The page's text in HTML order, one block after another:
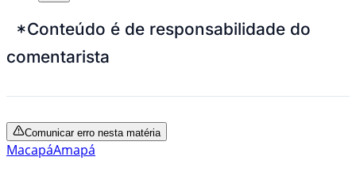
*Conteúdo é de responsabilidade do
comentarista
Comunicar erro nesta matéria
MacapáAmapá